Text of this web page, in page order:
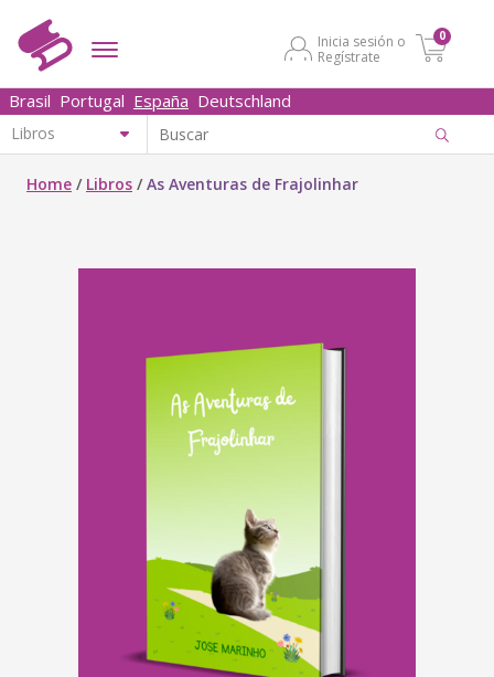
Inicia sesión o
Regístrate
0
Brasil Portugal España Deutschland
Home / Libros /As Aventuras de Frajolinhar